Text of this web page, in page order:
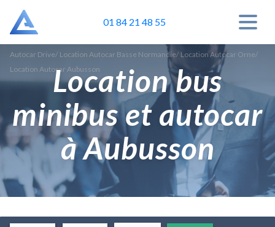
01 84 21 48 55
Autocar Drive/ Location Autocar Basse Normandie/ Location Autocar Orne/
Location Autocar Aubusson
Location bus
minibus et autocar
à Aubusson